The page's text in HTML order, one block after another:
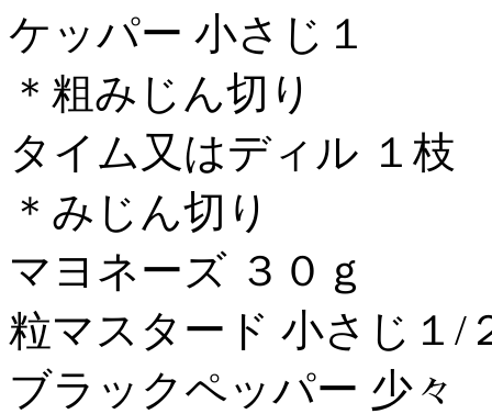
ケッパー 小さじ１
＊粗みじん切り
タイム又はディル １枝
＊みじん切り
マヨネーズ ３０ｇ
粒マスタード 小さじ１/
ブラックペッパー 少々